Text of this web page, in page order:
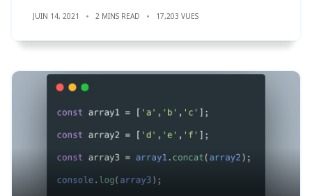
JUIN 14, 2021 2 MINS READ 17,203 VUES